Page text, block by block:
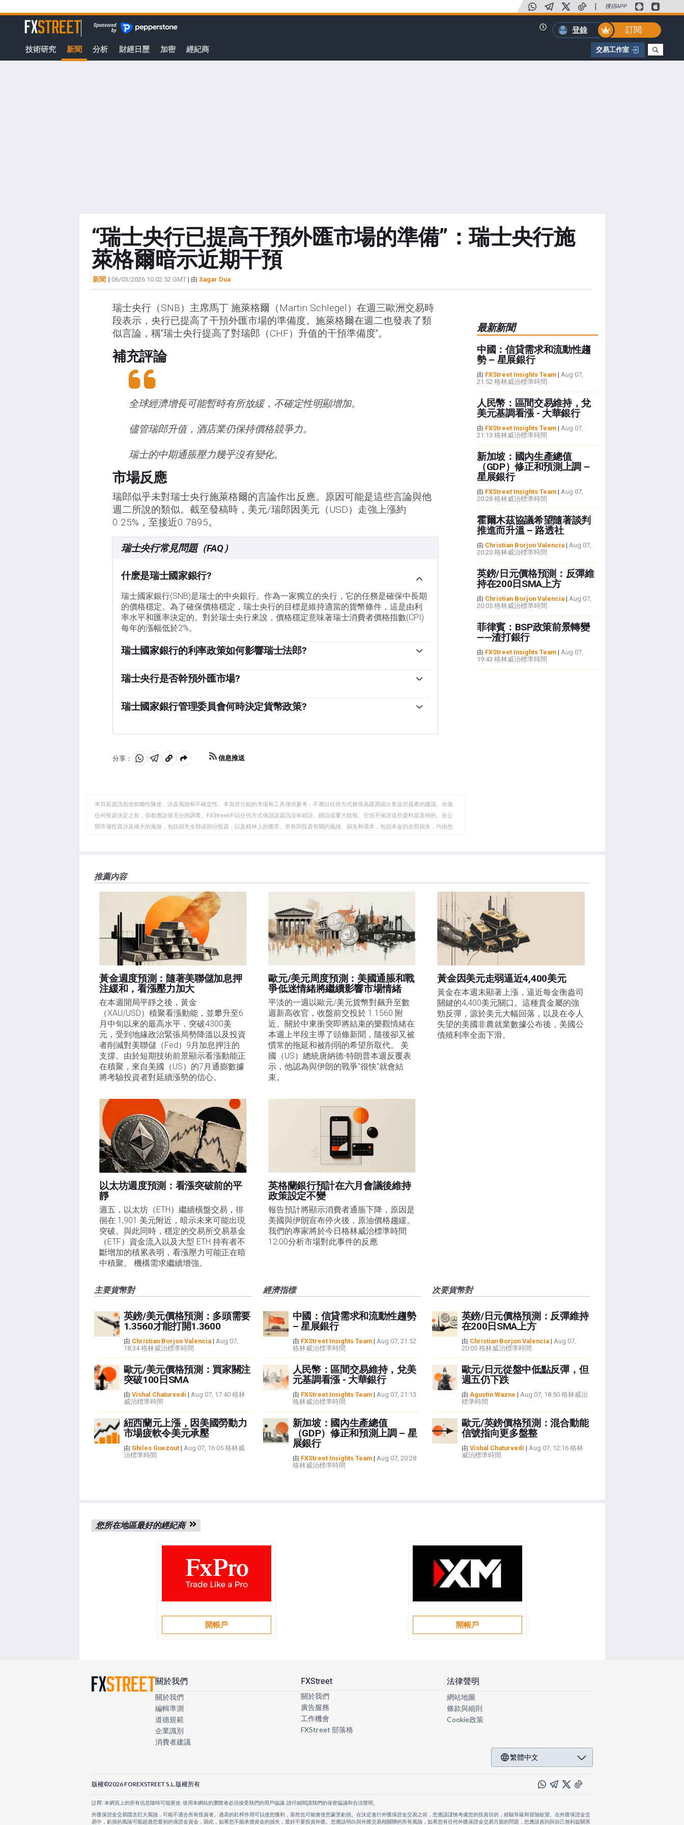
至
容
| 獲得APP
FXStreet
登錄
訂閱
技術研究 新聞 分析 財經日歷 加密 經紀商 交易工作室
“瑞士央行已提高干預外匯市場的準備”：瑞士央行施
萊格爾暗示近期干預
新聞 | 06/03/2026 10:02:52 GMT| 由 Sagar Dua
瑞士央行（SNB）主席馬丁·施萊格爾（Martin Schlegel）在週三歐洲交易時
段表示，央行已提高了干預外匯市場的準備度。施萊格爾在週二也發表了類
似言論，稱"瑞士央行提高了對瑞郎（CHF）升值的干預準備度"。
補充評論
全球經濟增長可能暫時有所放緩，不確定性明顯增加。
儘管瑞郎升值，酒店業仍保持價格競爭力。
瑞士的中期通脹壓力幾乎沒有變化。
市場反應
瑞郎似乎未對瑞士央行施萊格爾的言論作出反應。原因可能是這些言論與他
週二所說的類似。截至發稿時，美元/瑞郎因美元（USD）走強上漲約
0.25%，至接近0.7895。
瑞士央行常見問題（FAQ）
什麽是瑞士國家銀行?
瑞士國家銀行(SNB)是瑞士的中央銀行。作為一家獨立的央行，它的任務是確保中長期
的價格穩定。為了確保價格穩定，瑞士央行的目標是維持適當的貨幣條件，這是由利
率水平和匯率決定的。對於瑞士央行來說，價格穩定意味著瑞士消費者價格指數(CPI)
每年的漲幅低於2%。
瑞士國家銀行的利率政策如何影響瑞士法郎?
膨脹高於目標或預計在可預見的未來高於目標時，銀行將試圖通過提高政策利率來抑
益率，使該國對投資者更具吸引力。相反，較低的利率往往會削弱瑞郎。
瑞士央行是否幹預外匯市場?
過多。堅挺的瑞郎損害了該國強大的出口部門的競爭力。2011年至2015年間，瑞士央
瑞士國家銀行管理委員會何時決定貨幣政策?
項評估都會導致貨幣政策決定和中期通脹預測的發布。
分享：
分
WhatsApp
分
Telegram
複
剪
貼
板
信息推送
本頁面資訊包含前瞻性陳述，涉及風險和不確定性。本頁所介紹的市場和工具僅供參考，不應以任何方式被視為購買或出售這些資產的建議。在做
任何投資決定之前，你都應該做充分的調查。FXStreet不以任何方式保證該資訊沒有錯誤、錯誤或重大錯報。它也不保證這些資料是及時的。在公
開市場投資涉及很大的風險，包括損失全部或部分投資，以及精神上的痛苦。所有與投資有關的風險、損失和成本，包括本金的全部損失，均由您
FXStreet和作者不提供個性化的建議。作者對該資訊的準確性、完整性或適用性不作任何陳述。FXStreet和作者將不承擔任何錯誤，遺漏或任何損
失，傷害或損害由此資訊及其顯示或使用引起的。錯誤和遺漏除外。本文作者和FXStreet並非註冊投資顧問，本文內容無意提供任何投資建議。
最新新聞
中國：信貸需求和流動性趨
勢 – 星展銀行
由 FXStreet Insights Team| Aug 07,
21:52 格林威治標準時間
人民幣：區間交易維持，兌
美元基調看漲 - 大華銀行
由 FXStreet Insights Team| Aug 07,
21:13 格林威治標準時間
新加坡：國內生產總值
（GDP）修正和預測上調 –
星展銀行
由 FXStreet Insights Team| Aug 07,
20:28 格林威治標準時間
霍爾木茲協議希望隨著談判
推進而升溫 – 路透社
由 Christian Borjon Valencia| Aug 07,
20:20 格林威治標準時間
英鎊/日元價格預測：反彈維
持在200日SMA上方
由 Christian Borjon Valencia| Aug 07,
20:05 格林威治標準時間
菲律賓：BSP政策前景轉變
——渣打銀行
由 FXStreet Insights Team| Aug 07,
19:43 格林威治標準時間
推薦內容
黃金週度預測：隨著美聯儲加息押
注緩和，看漲壓力加大
在本週開局平靜之後，黃金
（XAU/USD）積聚看漲動能，並攀升至6
月中旬以來的最高水平，突破4300美
元，受到地緣政治緊張局勢降溫以及投資
者削減對美聯儲（Fed）9月加息押注的
支撐。由於短期技術前景顯示看漲動能正
在積聚，來自美國（US）的7月通膨數據
將考驗投資者對延續漲勢的信心。
歐元/美元周度預測：美國通脹和戰
爭低迷情緒將繼續影響市場情緒
平淡的一週以歐元/美元貨幣對飆升至數
週新高收官，收盤前交投於 1.1560 附
近。關於中東衝突即將結束的樂觀情緒在
本週上半段主導了頭條新聞，隨後卻又被
慣常的拖延和被削弱的希望所取代。 美
國（US）總統唐納德-特朗普本週反覆表
示，他認為與伊朗的戰爭"很快"就會結
束。
黃金因美元走弱逼近4,400美元
黃金在本週末顯著上漲，逼近每金衡盎司
關鍵的4,400美元關口。這種貴金屬的強
勁反彈，源於美元大幅回落，以及在令人
失望的美國非農就業數據公布後，美國公
債殖利率全面下滑。
以太坊週度預測：看漲突破前的平
靜
週五，以太坊（ETH）繼續橫盤交易，徘
徊在 1,901 美元附近，暗示未來可能出現
突破。與此同時，穩定的交易所交易基金
（ETF）資金流入以及大型 ETH 持有者不
斷增加的積累表明，看漲壓力可能正在暗
中積聚。 機構需求繼續增強。
英格蘭銀行預計在六月會議後維持
政策設定不變
報告預計將顯示消費者通脹下降，原因是
美國與伊朗宣布停火後，原油價格趨緩。
我們的專家將於今日格林威治標準時間
12:00分析市場對此事件的反應
主要貨幣對
英鎊/美元價格預測：多頭需要
1.3560才能打開1.3600
由 Christian Borjon Valencia| Aug 07,
18:34 格林威治標準時間
歐元/美元價格預測：買家關注
突破100日SMA
由 Vishal Chaturvedi | Aug 07, 17:40 格林
威治標準時間
紐西蘭元上漲，因美國勞動力
市場疲軟令美元承壓
由 Ghiles Guezout| Aug 07, 16:05 格林威
治標準時間
經濟指標
中國：信貸需求和流動性趨勢
– 星展銀行
由 FXStreet Insights Team| Aug 07, 21:52
格林威治標準時間
人民幣：區間交易維持，兌美
元基調看漲 - 大華銀行
由 FXStreet Insights Team| Aug 07, 21:13
格林威治標準時間
新加坡：國內生產總值
（GDP）修正和預測上調 – 星
展銀行
由 FXStreet Insights Team| Aug 07, 20:28
格林威治標準時間
次要貨幣對
英鎊/日元價格預測：反彈維持
在200日SMA上方
由 Christian Borjon Valencia| Aug 07,
20:05 格林威治標準時間
歐元/日元從盤中低點反彈，但
週五仍下跌
由 Agustin Wazne | Aug 07, 18:50 格林威治
標準時間
歐元/英鎊價格預測：混合動能
信號指向更多盤整
由 Vishal Chaturvedi | Aug 07, 12:16 格林
威治標準時間
您所在地區最好的經紀商
開帳戶 開帳戶
關於我們
關於我們
編輯準測
道德規範
企業識別
消費者建議
FXStreet
關於我們
廣告服務
工作機會
FXStreet 部落格
法律聲明
網站地圖
條款與細則
Cookie政策
繁體中文
版權©2026 FOREXSTREET S.L.版權所有
註釋: 本網頁上的所有信息隨時可能更改. 使用本網站的瀏覽者必須接受我們的用戶協議. 請仔細閱讀我們的保密協議和合法聲明。
外匯保證金交易隱含巨大風險，可能不適合所有投資者。過高的杠桿作用可以使您獲利，當然也可能會使您蒙受虧損。在決定進行外匯保證金交易之前，您應該謹慎考慮您的投資目的，經驗等級和冒險欲望。在外匯保證金交
易中，虧損的風險可能超過您最初的保證金資金，因此，如果您不能承擔資金的損失，最好不要投資外匯。您應該明白與外匯交易相關聯的所有風險，如果您有任何外匯保證金交易方面的問題，您應該咨詢與自己無利益關系